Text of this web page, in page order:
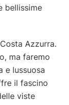
bellissime
Azzurra.
ma faremo
e lussuosa
il fascino
viste